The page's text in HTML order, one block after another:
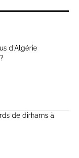
d’Algérie
de dirhams à